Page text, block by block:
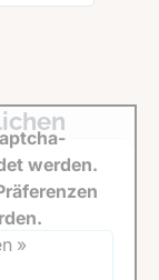
werden.
»